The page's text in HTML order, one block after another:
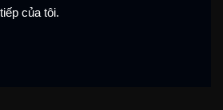
của tôi.